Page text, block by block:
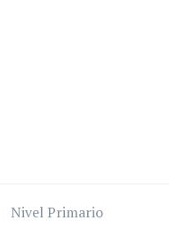
Nivel Primario